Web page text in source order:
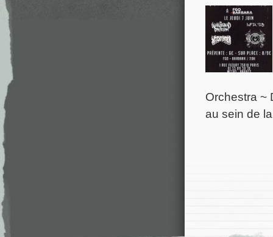
Orchestra ~
au sein de